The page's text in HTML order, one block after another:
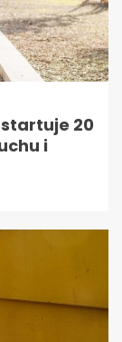
20
i